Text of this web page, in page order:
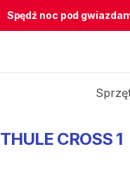
Spędź noc pod
THULE CROSS 1